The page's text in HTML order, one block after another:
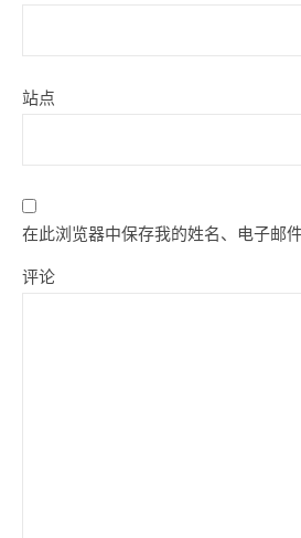
站点
在此浏览器中保存我的姓名、电子邮
评论